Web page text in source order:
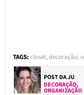
TAGS: closet,decoração,
POST DAJU
DECORAÇÃO,
ORGANIZAÇÃO